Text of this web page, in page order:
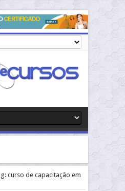
curso de capacitação em